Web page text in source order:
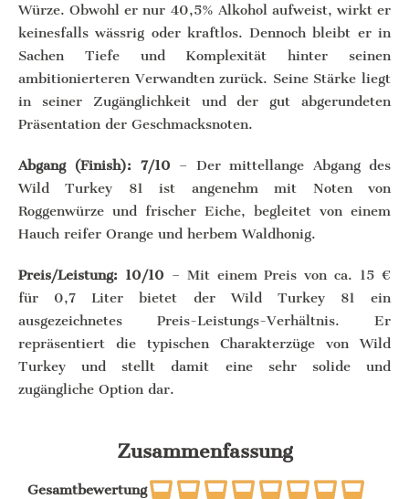
Würze. Obwohl er nur 40,5% Alkohol aufweist, wirkt er
keinesfalls wässrig oder kraftlos. Dennoch bleibt er in
Sachen Tiefe und Komplexität hinter seinen
ambitionierteren Verwandten zurück. Seine Stärke liegt
in seiner Zugänglichkeit und der gut abgerundeten
Präsentation der Geschmacksnoten.
Abgang (Finish): 7/10 – Der mittellange Abgang des
Wild Turkey 81 ist angenehm mit Noten von
Roggenwürze und frischer Eiche, begleitet von einem
Hauch reifer Orange und herbem Waldhonig.
Preis/Leistung: 10/10 – Mit einem Preis von ca. 15 €
für 0,7 Liter bietet der Wild Turkey 81 ein
ausgezeichnetes Preis-Leistungs-Verhältnis. Er
repräsentiert die typischen Charakterzüge von Wild
Turkey und stellt damit eine sehr solide und
zugängliche Option dar.
Zusammenfassung
Gesamtbewertung